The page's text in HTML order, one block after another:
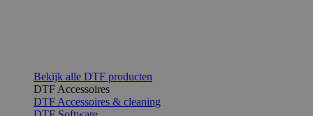
Bekijk alle DTF producten
DTF Accessoires
DTF Accessoires & cleaning